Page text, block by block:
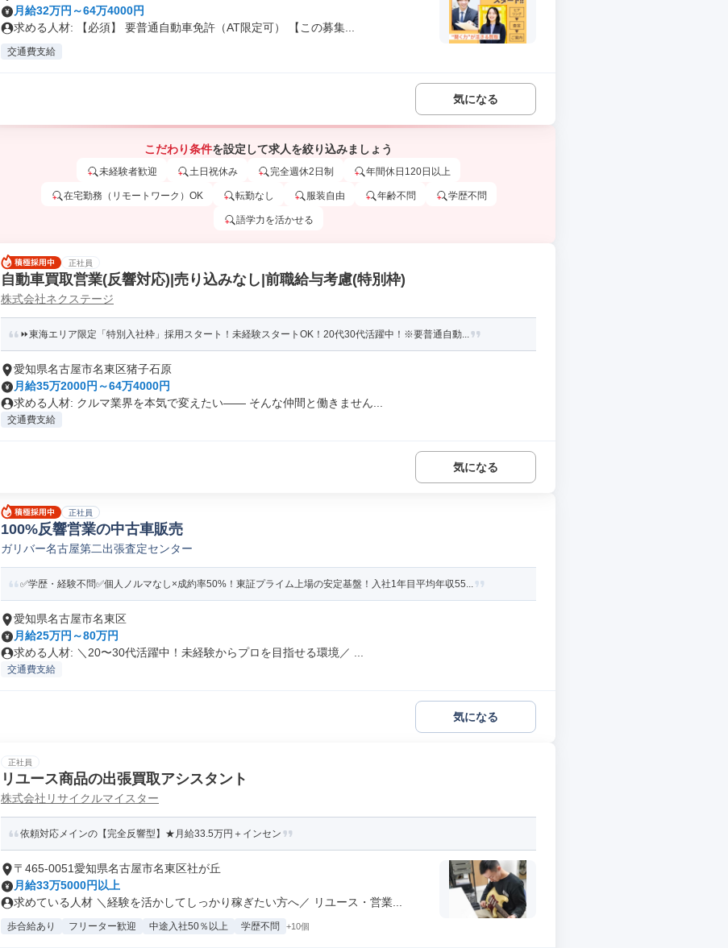
月給32万円～64万4000円
求める人材: 【必須】 要普通自動車免許（AT限定可） 【この募集...
交通費支給
気になる
こだわり条件を設定して求人を絞り込みましょう
未経験者歓迎 土日祝休み 完全週休2日制 年間休日120日以上
在宅勤務（リモートワーク）OK 転勤なし 服装自由 年齢不問 学歴不問
語学力を活かせる
正社員
自動車買取営業(反響対応)|売り込みなし|前職給与考慮(特別枠)
株式会社ネクステージ
⏩️東海エリア限定「特別入社枠」採用スタート！未経験スタートOK！20代30代活躍中！※要普通自動...
愛知県名古屋市名東区猪子石原
月給35万2000円～64万4000円
求める人材: クルマ業界を本気で変えたい―― そんな仲間と働きません...
交通費支給
気になる
正社員
100%反響営業の中古車販売
ガリバー名古屋第二出張査定センター
✅学歴・経験不問✅個人ノルマなし×成約率50%！東証プライム上場の安定基盤！入社1年目平均年収55...
愛知県名古屋市名東区
月給25万円～80万円
求める人材: ＼20〜30代活躍中！未経験からプロを目指せる環境／ ...
交通費支給
気になる
正社員
リユース商品の出張買取アシスタント
株式会社リサイクルマイスター
依頼対応メインの【完全反響型】★月給33.5万円＋インセン
〒465-0051愛知県名古屋市名東区社が丘
月給33万5000円以上
求めている人材 ＼経験を活かしてしっかり稼ぎたい方へ／ リユース・営業...
歩合給あり フリーター歓迎 中途入社50％以上 学歴不問 +10個